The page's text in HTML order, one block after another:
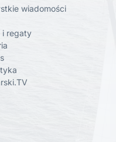
wiadomości
i regaty